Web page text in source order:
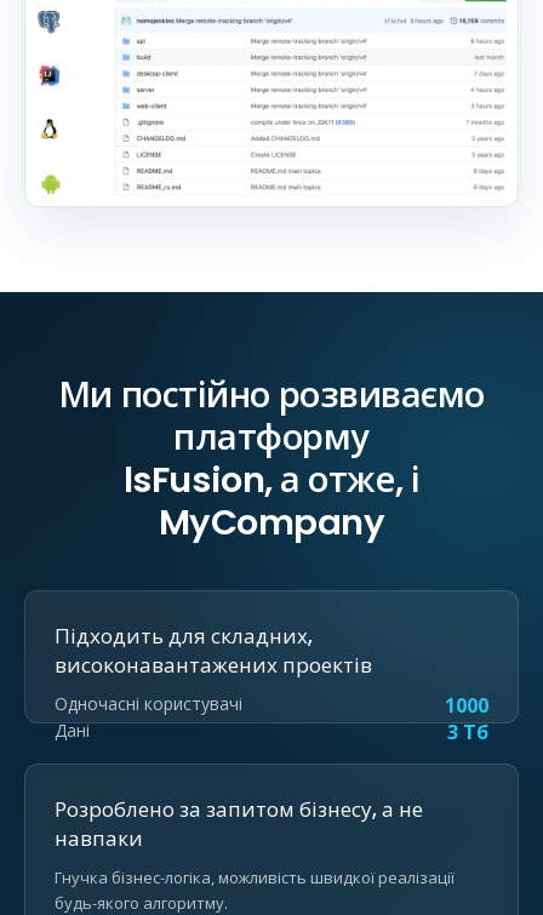
Ми постійно розвиваємо
платформу
lsFusion, а отже, і
MyCompany
Підходить для складних,
високонавантажених проектів
Одночасні користувачі 1000
Дані 3 Тб
Розроблено за запитом бізнесу, а не
навпаки
Гнучка бізнес-логіка, можливість швидкої реалізації
будь-якого алгоритму.